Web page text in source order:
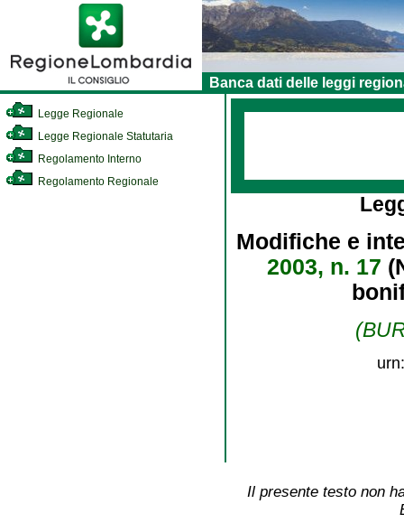
Banca dati delle leggi
Legge Regionale
Legge Regionale Statutaria
Regolamento Interno
Regolamento Regionale
Modifiche e
2003, n. 17
Il presente testo non